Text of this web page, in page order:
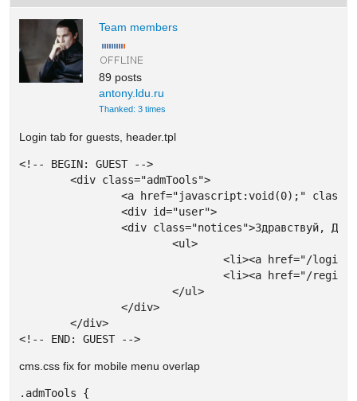
Team members
89 posts
antony.ldu.ru
Thanked: 3 times
Login tab for guests, header.tpl
<!-- BEGIN: GUEST -->
	<div class="admTools">
		<a href="javascript:void(0);" class="openTools"><i class="ic-heart"></i></a>
		<div id="user">
		<div class="notices">Здравствуй, Друг! Выбери:</div>
			<ul>
				<li><a href="/login">Вход</a></li>
				<li><a href="/register">Регистрация</a></li>
			</ul>
		</div>
	</div>
<!-- END: GUEST -->
cms.css fix for mobile menu overlap
.admTools {